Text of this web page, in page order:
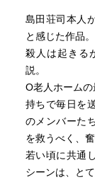
島田荘司本人
と感じた作品。
殺人は起きる
説。
O老人ホーム
持ちで毎日を
のメンバーた
を救うべく、奮
若い頃に共通
シーンは、と